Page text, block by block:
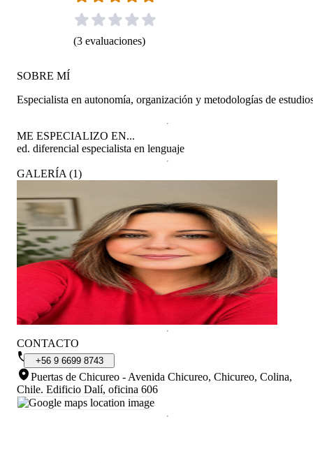
(3 evaluaciones)
SOBRE MÍ
Especialista en autonomía, organización y metodologías de
ME ESPECIALIZO EN...
ed. diferencial especialista en lenguaje
GALERÍA (1)
CONTACTO
+56 9 6699 8743
Puertas de Chicureo - Avenida Chicureo, Chicureo, Colina,
Chile. Edificio Dalí, oficina 606